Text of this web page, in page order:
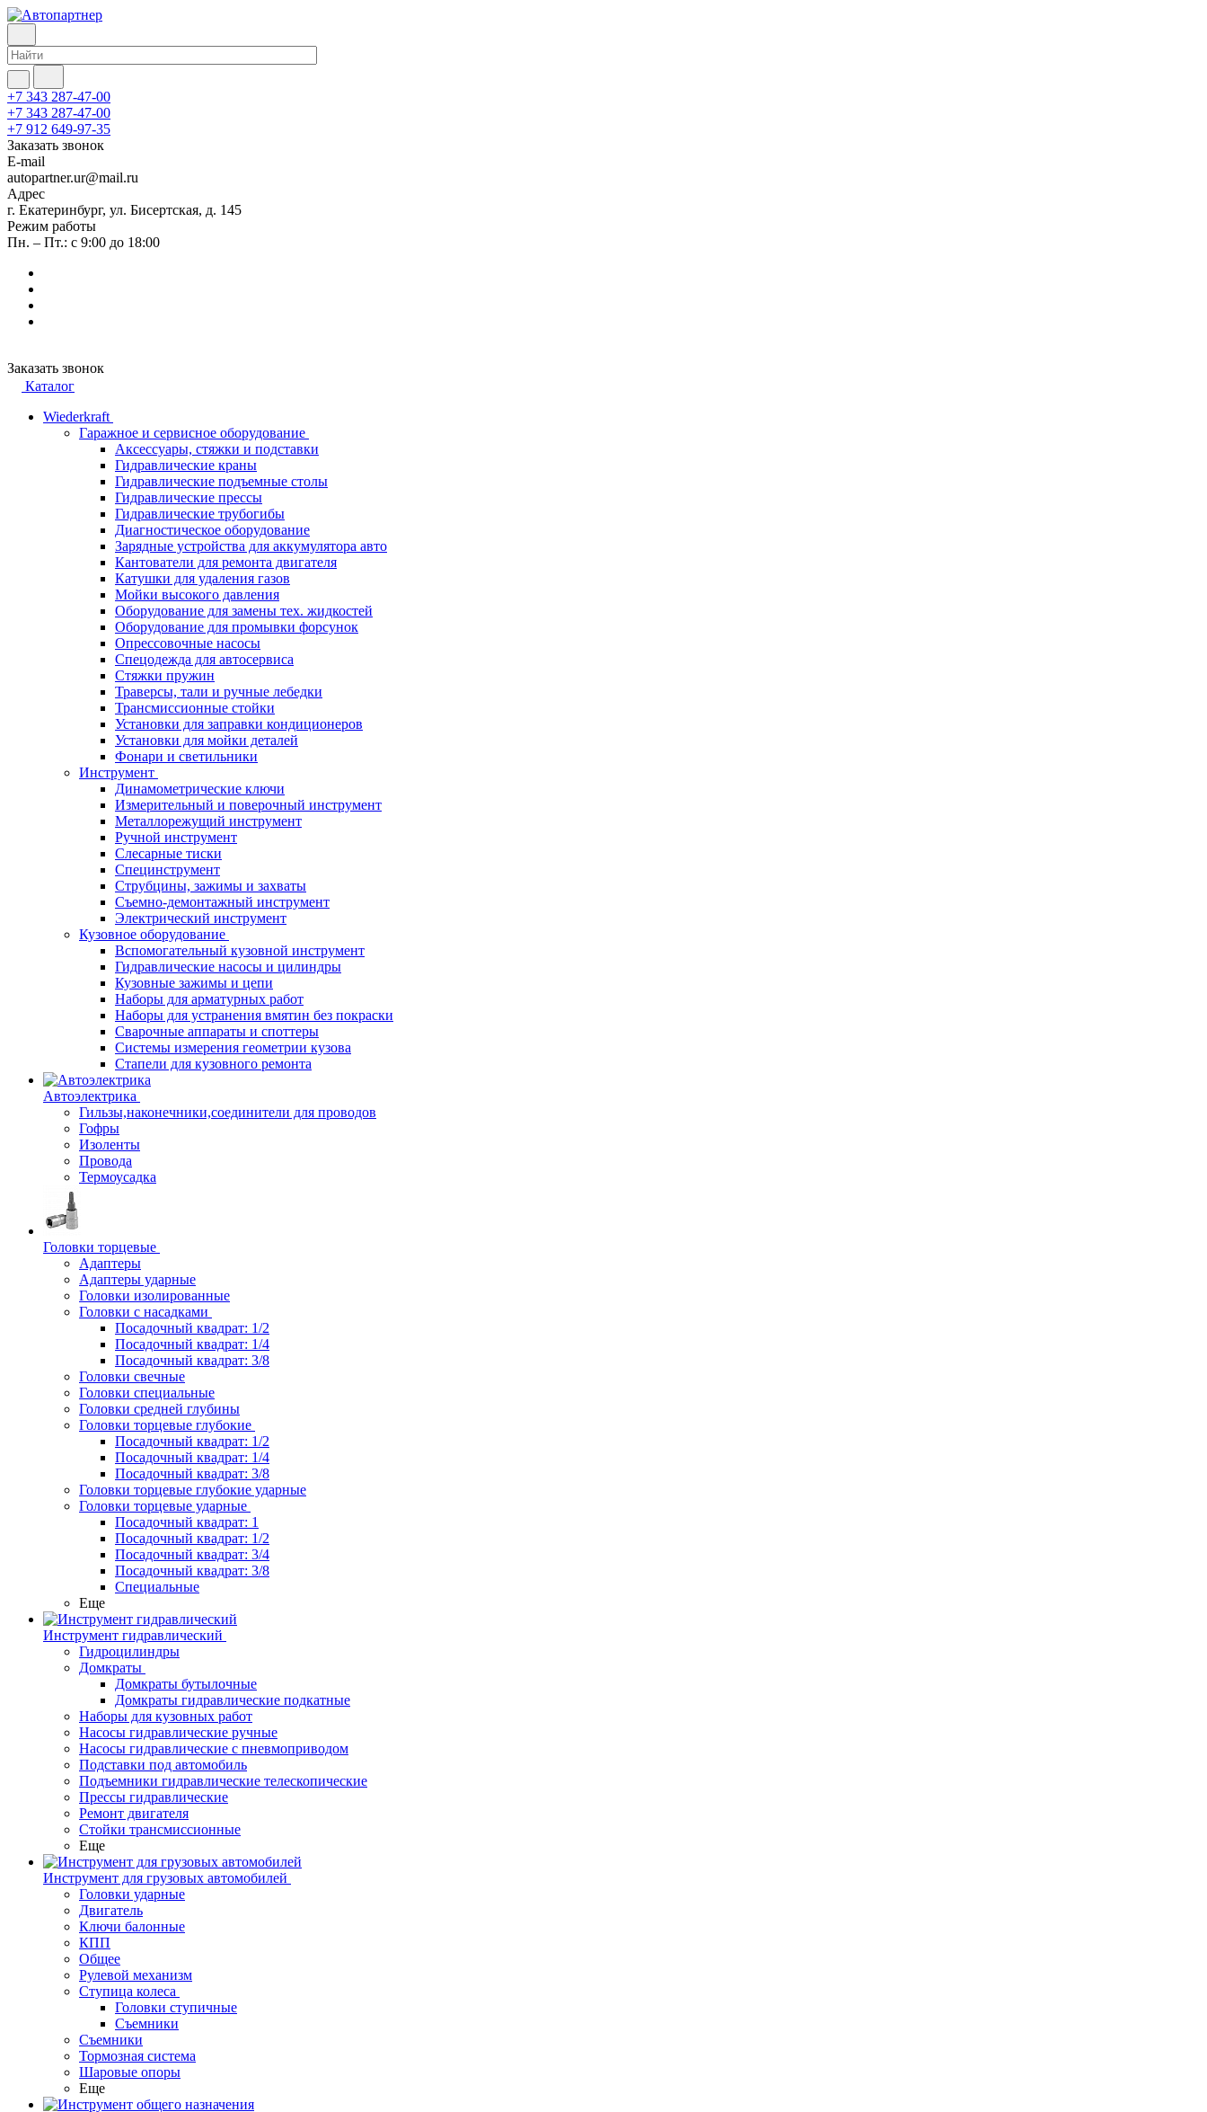
+7 343 287-47-00
+7 343 287-47-00
+7 912 649-97-35
Заказать звонок
E-mail
autopartner.ur@mail.ru
Адрес
г. Екатеринбург, ул. Бисертская, д. 145
Режим работы
Пн. – Пт.: с 9:00 до 18:00
Заказать звонок
Каталог
Wiederkraft
Гаражное и сервисное оборудование
Аксессуары, стяжки и подставки
Гидравлические краны
Гидравлические подъемные столы
Гидравлические прессы
Гидравлические трубогибы
Диагностическое оборудование
Зарядные устройства для аккумулятора авто
Кантователи для ремонта двигателя
Катушки для удаления газов
Мойки высокого давления
Оборудование для замены тех. жидкостей
Оборудование для промывки форсунок
Опрессовочные насосы
Спецодежда для автосервиса
Стяжки пружин
Траверсы, тали и ручные лебедки
Трансмиссионные стойки
Установки для заправки кондиционеров
Установки для мойки деталей
Фонари и светильники
Инструмент
Динамометрические ключи
Измерительный и поверочный инструмент
Металлорежущий инструмент
Ручной инструмент
Слесарные тиски
Специнструмент
Струбцины, зажимы и захваты
Съемно-демонтажный инструмент
Электрический инструмент
Кузовное оборудование
Вспомогательный кузовной инструмент
Гидравлические насосы и цилиндры
Кузовные зажимы и цепи
Наборы для арматурных работ
Наборы для устранения вмятин без покраски
Сварочные аппараты и споттеры
Системы измерения геометрии кузова
Стапели для кузовного ремонта
Автоэлектрика
Гильзы,наконечники,соединители для проводов
Гофры
Изоленты
Провода
Термоусадка
Головки торцевые
Адаптеры
Адаптеры ударные
Головки изолированные
Головки с насадками
Посадочный квадрат: 1/2
Посадочный квадрат: 1/4
Посадочный квадрат: 3/8
Головки свечные
Головки специальные
Головки средней глубины
Головки торцевые глубокие
Посадочный квадрат: 1/2
Посадочный квадрат: 1/4
Посадочный квадрат: 3/8
Головки торцевые глубокие ударные
Головки торцевые ударные
Посадочный квадрат: 1
Посадочный квадрат: 1/2
Посадочный квадрат: 3/4
Посадочный квадрат: 3/8
Специальные
Еще
Инструмент гидравлический
Гидроцилиндры
Домкраты
Домкраты бутылочные
Домкраты гидравлические подкатные
Наборы для кузовных работ
Насосы гидравлические ручные
Насосы гидравлические с пневмоприводом
Подставки под автомобиль
Подъемники гидравлические телескопические
Прессы гидравлические
Ремонт двигателя
Стойки трансмиссионные
Еще
Инструмент для грузовых автомобилей
Головки ударные
Двигатель
Ключи балонные
КПП
Общее
Рулевой механизм
Ступица колеса
Головки ступичные
Съемники
Съемники
Тормозная система
Шаровые опоры
Еще